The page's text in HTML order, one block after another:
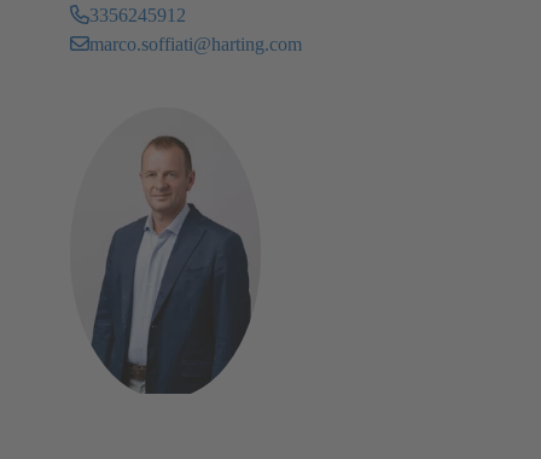
3356245912
marco.soffiati@harting.com